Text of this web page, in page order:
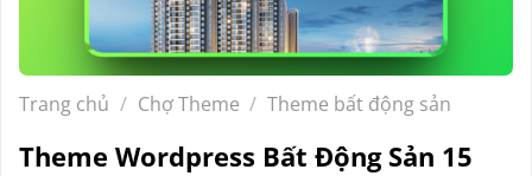
Trang chủ / Chợ Theme / Theme bất động sản
Theme Wordpress Bất Động Sản 15